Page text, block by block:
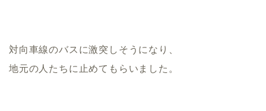
対向車線のバスに激突しそうになり、
地元の人たちに止めてもらいました。